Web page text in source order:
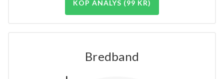
KÖP ANALYS (99 KR)
Bredband